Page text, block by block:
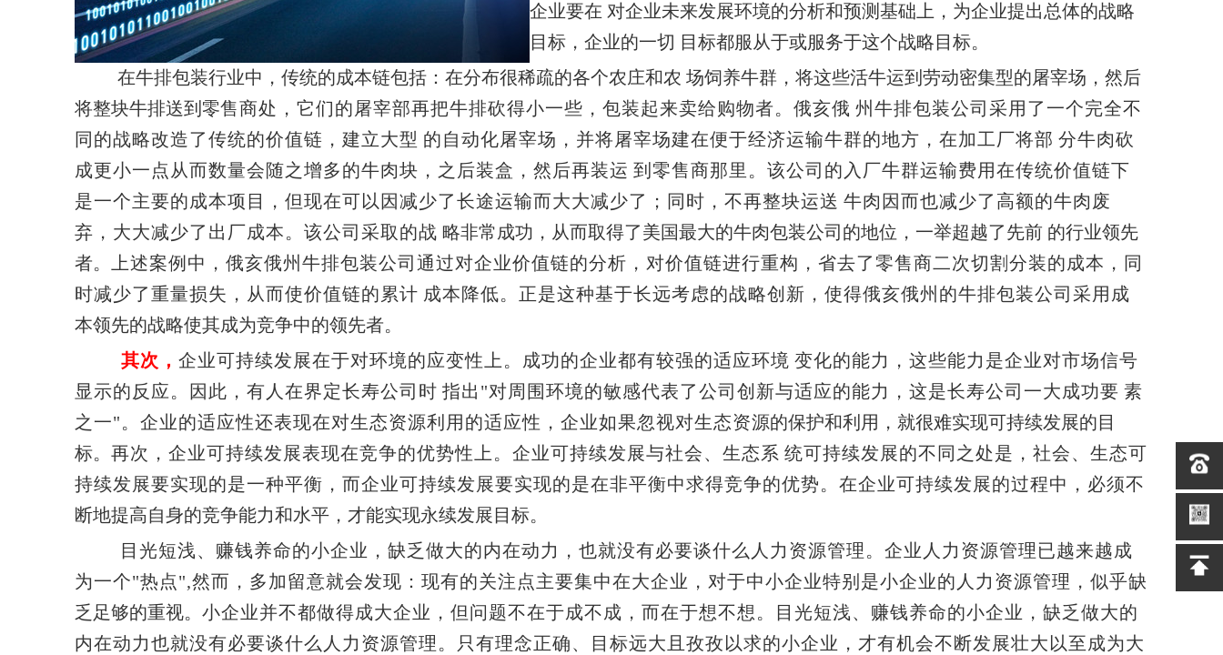
企业要在 对企业未来发展环境的分析和预测基础上，为企业提出总体的战略
目标，企业的一切 目标都服从于或服务于这个战略目标。
在牛排包装行业中，传统的成本链包括：在分布很稀疏的各个农庄和农 场饲养牛群，将这些活牛运到劳动密集型的屠宰场，然后
将整块牛排送到零售商处，它们的屠宰部再把牛排砍得小一些，包装起来卖给购物者。俄亥俄 州牛排包装公司采用了一个完全不
同的战略改造了传统的价值链，建立大型 的自动化屠宰场，并将屠宰场建在便于经济运输牛群的地方，在加工厂将部 分牛肉砍
成更小一点从而数量会随之增多的牛肉块，之后装盒，然后再装运 到零售商那里。该公司的入厂牛群运输费用在传统价值链下
是一个主要的成本项目，但现在可以因减少了长途运输而大大减少了；同时，不再整块运送 牛肉因而也减少了高额的牛肉废
弃，大大减少了出厂成本。该公司采取的战 略非常成功，从而取得了美国最大的牛肉包装公司的地位，一举超越了先前 的行业领先
者。
上述案例中，俄亥俄州牛排包装公司通过对企业价值链的分析，对价值链进行重构，省去了零售商二次切割分装的成本，同
时减少了重量损失，从而使价值链的累计 成本降低。正是这种基于长远考虑的战略创新，使得俄亥俄州的牛排包装公司采用成
本领先的战略使其成为竞争中的领先者。
其次， 企业可持续发展在于对环境的应变性上。成功的企业都有较强的适应环境 变化的能力，这些能力是企业对市场信号
显示的反应。因此，有人在界定长寿公司时 指出"对周围环境的敏感代表了公司创新与适应的能力，这是长寿公司一大成功要 素
之一"。企业的适应性还表现在对生态资源利用的适应性，企业如果忽视对生态资源的保护和利用，就很难实现可持续发展的目
标。 再次，企业可持续发展表现在竞争的优势性上。企业可持续发展与社会、生态系 统可持续发展的不同之处是，社会、生态可
持续发展要实现的是一种平衡，而企业可持续发展要实现的是在非平衡中求得竞争的优势。在企业可持续发展的过程中，必须不
断地提高自身的竞争能力和水平，才能实现永续发展目标。
目光短浅、赚钱养命的小企业，缺乏做大的内在动力，也就没有必要谈什么人力资源管理。企业人力资源管理已越来越成
为一个"热点",然而，多加留意就会发现：现有的关注点主要集中在大企业，对于中小企业特别是小企业的人力资源管理，似乎缺
乏足够的重视。 小企业并不都做得成大企业，但问题不在于成不成，而在于想不想。目光短浅、赚钱养命的小企业，缺乏做大的
内在动力也就没有必要谈什么人力资源管理。只有理念正确、目标远大且孜孜以求的小企业，才有机会不断发展壮大以至成为大